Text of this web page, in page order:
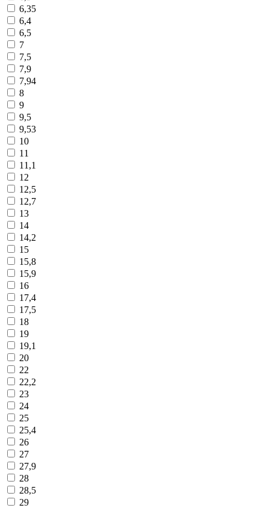
6,35
6,4
6,5
7
7,5
7,9
7,94
8
9
9,5
9,53
10
11
11,1
12
12,5
12,7
13
14
14,2
15
15,8
15,9
16
17,4
17,5
18
19
19,1
20
22
22,2
23
24
25
25,4
26
27
27,9
28
28,5
29